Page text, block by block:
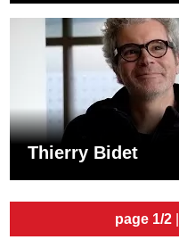
Thierry Bidet
page 1/2|